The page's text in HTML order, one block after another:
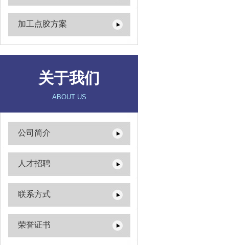
加工点胶方案
关于我们
ABOUT US
公司简介
人才招聘
联系方式
荣誉证书